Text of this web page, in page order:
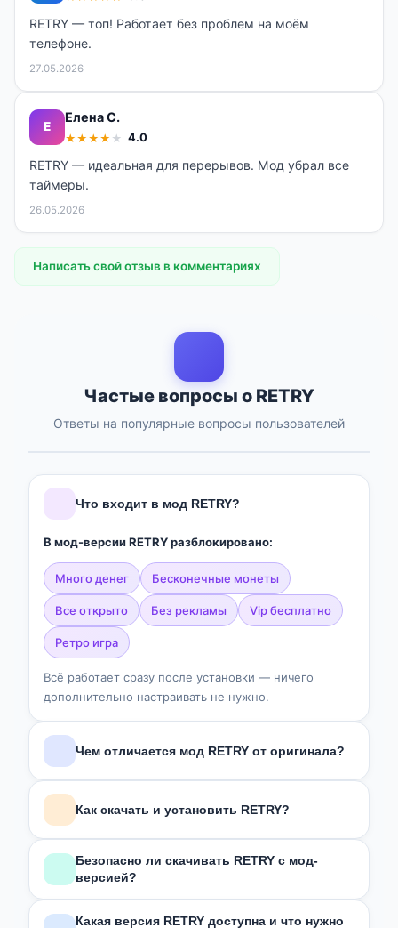
RETRY — топ! Работает без проблем на моём
телефоне.
27.05.2026
Е
Елена С.
★ ★ ★ ★ ★ 4.0
RETRY — идеальная для перерывов. Мод убрал все
таймеры.
26.05.2026
Написать свой отзыв в комментариях
Частые вопросы о RETRY
Ответы на популярные вопросы пользователей
Что входит в мод RETRY?
В мод-версии RETRY разблокировано:
много денег бесконечные монеты
все открыто без рекламы vip бесплатно
ретро игра
Всё работает сразу после установки — ничего
дополнительно настраивать не нужно.
Чем отличается мод RETRY от оригинала?
RETRYвключает:
Много денег
Бесконечные монеты
Все уровни открыты
При этом основной функционал игры сохранён
Как скачать и установить RETRY?
APK
— скачай, разреши установку из неизвестных
источников в настройках, открой файл и нажми
«Установить».
Безопасно ли скачивать RETRY с мод-
версией?
Какая версия RETRY доступна и что нужно